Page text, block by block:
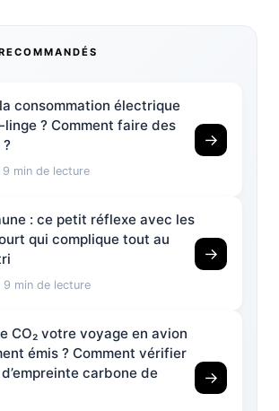
consommation électrique
linge ? Comment faire des
?
9 min de lecture
→
: ce petit réflexe avec les
qui complique tout au
9 min de lecture
→
CO₂ votre voyage en avion
émis ? Comment vérifier
carbone de
→